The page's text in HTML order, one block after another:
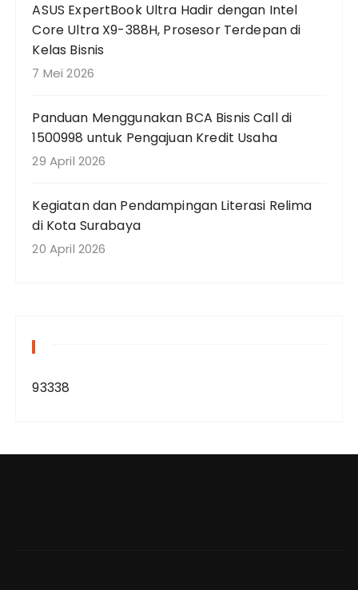
ASUS ExpertBook Ultra Hadir dengan Intel
Core Ultra X9-388H, Prosesor Terdepan di
Kelas Bisnis
7 Mei 2026
Panduan Menggunakan BCA Bisnis Call di
1500998 untuk Pengajuan Kredit Usaha
29 April 2026
Kegiatan dan Pendampingan Literasi Relima
di Kota Surabaya
20 April 2026
93338